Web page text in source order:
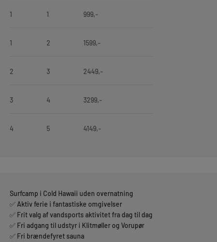
1 1 999,-
1 2 1599,-
2 3 2449,-
3 4 3299,-
4 5 4149,-
Surfcamp i Cold Hawaii uden overnatning
✅ Aktiv ferie i fantastiske omgivelser
✅ Frit valg af vandsports aktivitet fra dag til dag
✅ Fri adgang til udstyr i Klitmøller og Vorupør
✅ Fri brændefyret sauna